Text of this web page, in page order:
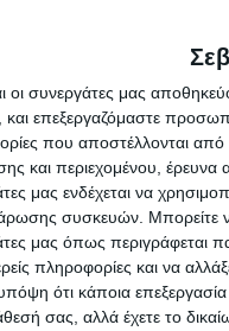
οι συνεργάτες μας
επεξεργαζόμαστε
που αποστέλλονται από
και περιεχομένου,
μας ενδέχεται να
συσκευών. Μπορείτε να
μας όπως περιγράφεται
πληροφορίες και να
ότι κάποια
σας, αλλά έχετε το
εφημερίδα ΝΕΟΣ
στην περιοχή της
(Α ΜΕΡΟΣ)